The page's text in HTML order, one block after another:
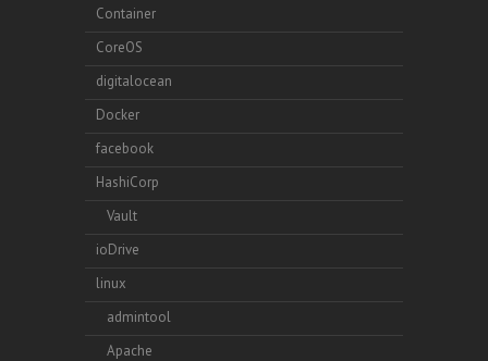
Container
CoreOS
digitalocean
Docker
facebook
HashiCorp
Vault
ioDrive
linux
admintool
Apache